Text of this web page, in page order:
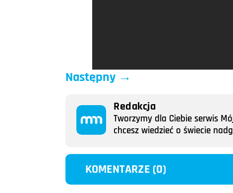
Następny →
Redakcja
Tworzymy dla Ciebie serwis
chcesz wiedzieć o świecie
KOMENTARZE (0)